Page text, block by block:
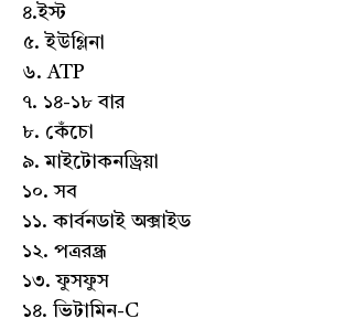
৪.ইস্ট
৫. ইউগ্লিনা
৬. ATP
৭. ১৪-১৮ বার
৮. কেঁচো
৯. মাইটোকনড্রিয়া
১০. সব
১১. কার্বনডাই অক্সাইড
১২. পত্ররন্ধ্র
১৩. ফুসফুস
১৪. ভিটামিন-C